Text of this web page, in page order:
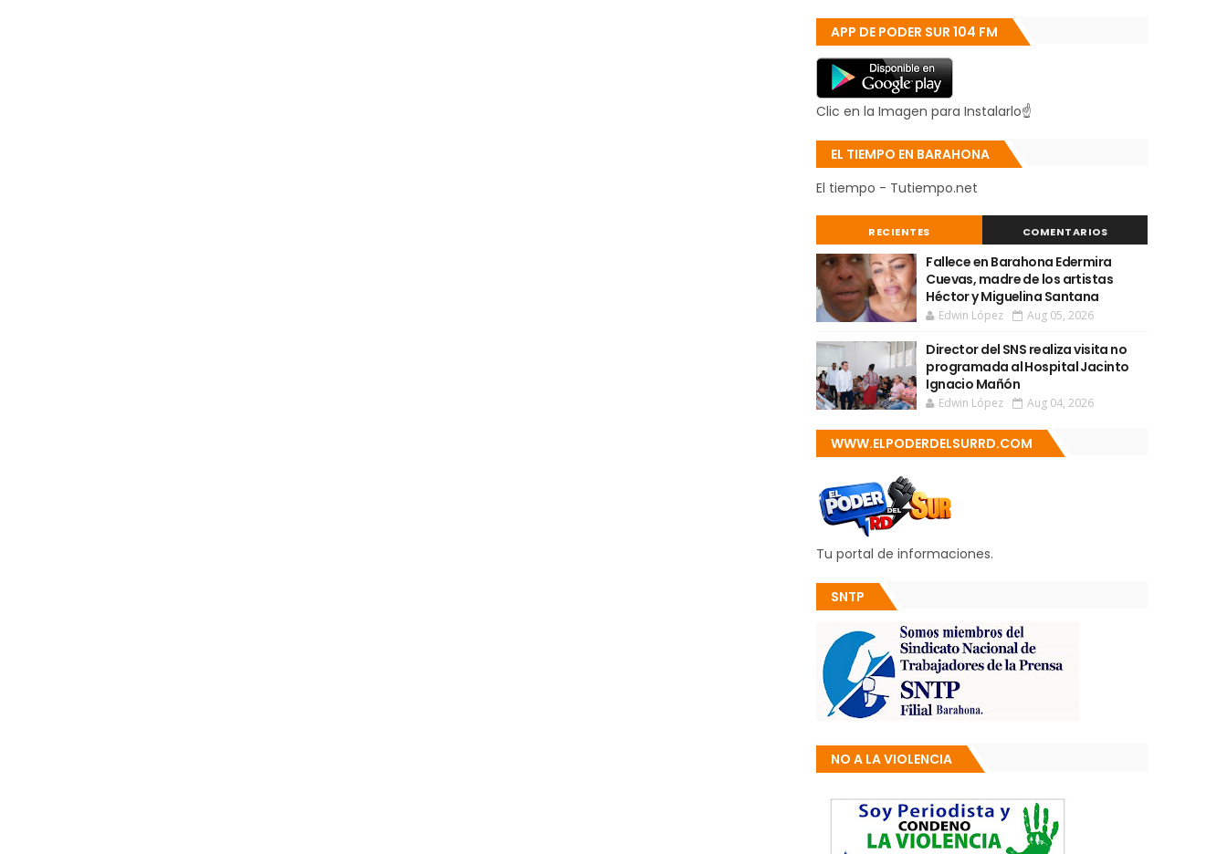
APP DE PODER SUR 104 FM
Clic en la Imagen para Instalarlo☝
EL TIEMPO EN BARAHONA
El tiempo - Tutiempo.net
RECIENTES COMENTARIOS
Fallece en Barahona Edermira
Cuevas, madre de los artistas
Héctor y Miguelina Santana
Edwin López Aug 05, 2026
Director del SNS realiza visita no
programada al Hospital Jacinto
Ignacio Mañón
Edwin López Aug 04, 2026
WWW.ELPODERDELSURRD.COM
Tu portal de informaciones.
SNTP
NO A LA VIOLENCIA